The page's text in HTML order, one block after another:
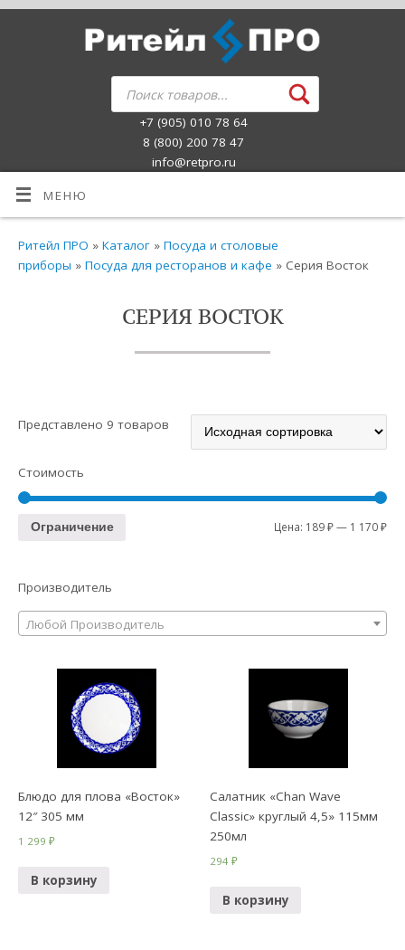
+7 (905) 010 78 64
8 (800) 200 78 47
info@retpro.ru
МЕНЮ
Ритейл ПРО »Каталог »Посуда и столовые
приборы »Посуда для ресторанов и кафе » Серия Восток
СЕРИЯ ВОСТОК
Представлено 9 товаров
Стоимость
Ограничение Цена: 189 ₽— 1 170 ₽
Производитель
Любой Производитель
Блюдо для плова «Восток»
12″ 305 мм
1 299₽
В корзину
Салатник «Chan Wave
Classic» круглый 4,5» 115мм
250мл
294₽
В корзину